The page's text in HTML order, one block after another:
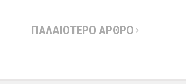
ΠΑΛΑΙΟΤΕΡΟ ΑΡΘΡΟ